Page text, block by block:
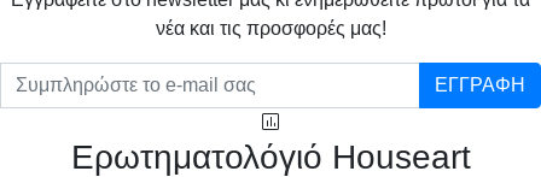
νέα και τις προσφορές μας!
ΕΓΓΡΑΦΗ
Ερωτηματολόγιό Houseart